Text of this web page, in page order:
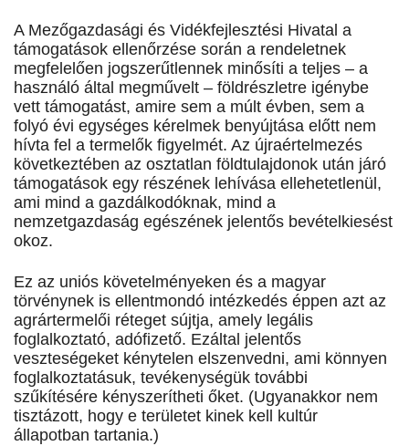
A Mezőgazdasági és Vidékfejlesztési Hivatal a
támogatások ellenőrzése során a rendeletnek
megfelelően jogszerűtlennek minősíti a teljes – a
használó által megművelt – földrészletre igénybe
vett támogatást, amire sem a múlt évben, sem a
folyó évi egységes kérelmek benyújtása előtt nem
hívta fel a termelők figyelmét. Az újraértelmezés
következtében az osztatlan földtulajdonok után járó
támogatások egy részének lehívása ellehetetlenül,
ami mind a gazdálkodóknak, mind a
nemzetgazdaság egészének jelentős bevételkiesést
okoz.
Ez az uniós követelményeken és a magyar
törvénynek is ellentmondó intézkedés éppen azt az
agrártermelői réteget sújtja, amely legális
foglalkoztató, adófizető. Ezáltal jelentős
veszteségeket kénytelen elszenvedni, ami könnyen
foglalkoztatásuk, tevékenységük további
szűkítésére kényszerítheti őket. (Ugyanakkor nem
tisztázott, hogy e területet kinek kell kultúr
állapotban tartania.)